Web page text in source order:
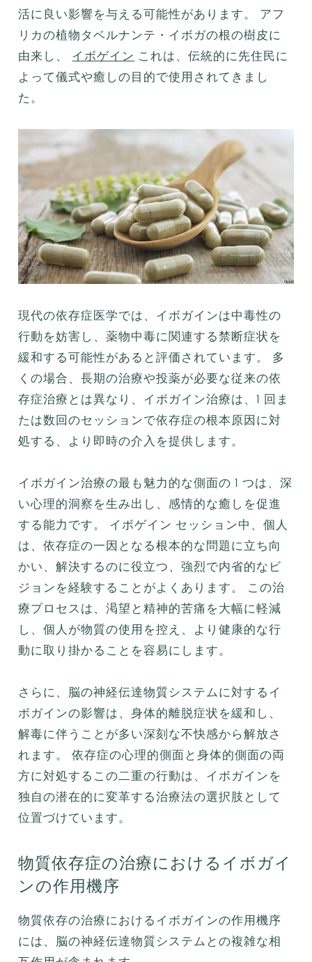
活に良い影響を与える可能性があります。 アフ
リカの植物タベルナンテ・イボガの根の樹皮に
由来し、 イボゲイン これは、伝統的に先住民に
よって儀式や癒しの目的で使用されてきまし
た。
現代の依存症医学では、イボガインは中毒性の
行動を妨害し、薬物中毒に関連する禁断症状を
緩和する可能性があると評価されています。 多
くの場合、長期の治療や投薬が必要な従来の依
存症治療とは異なり、イボガイン治療は、1 回ま
たは数回のセッションで依存症の根本原因に対
処する、より即時の介入を提供します。
イボガイン治療の最も魅力的な側面の 1 つは、深
い心理的洞察を生み出し、感情的な癒しを促進
する能力です。 イボゲイン セッション中、個人
は、依存症の一因となる根本的な問題に立ち向
かい、解決するのに役立つ、強烈で内省的なビ
ジョンを経験することがよくあります。 この治
療プロセスは、渇望と精神的苦痛を大幅に軽減
し、個人が物質の使用を控え、より健康的な行
動に取り掛かることを容易にします。
さらに、脳の神経伝達物質システムに対するイ
ボガインの影響は、身体的離脱症状を緩和し、
解毒に伴うことが多い深刻な不快感から解放さ
れます。 依存症の心理的側面と身体的側面の両
方に対処するこの二重の行動は、イボガインを
独自の潜在的に変革する治療法の選択肢として
位置づけています。
物質依存症の治療におけるイボガイ
ンの作用機序
物質依存の治療におけるイボガインの作用機序
には、脳の神経伝達物質システムとの複雑な相